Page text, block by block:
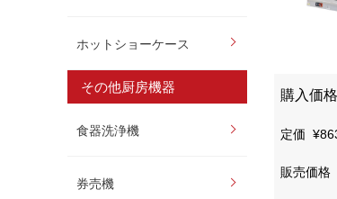
ホットショーケース
その他厨房機器
食器洗浄機
券売機
購入価格
定価
販売価格